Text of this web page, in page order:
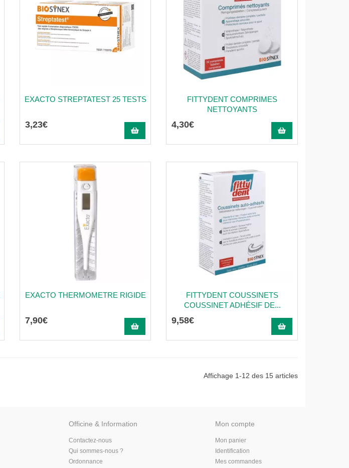
EXACTO STREPTATEST 25 TESTS
3,23€
FITTYDENT COMPRIMES
NETTOYANTS
4,30€
EXACTO THERMOMETRE RIGIDE
7,90€
FITTYDENT COUSSINETS
COUSSINET ADHÉSIF DE...
9,58€
Affichage 1-12 des 15 articles
Officine & Information
Contactez-nous
Qui sommes-nous ?
Ordonnance
Mon compte
Mon panier
Identification
Mes commandes